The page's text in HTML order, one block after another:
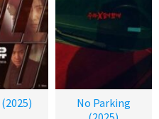
No Parking